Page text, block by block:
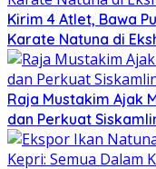
Kirim 4 Atlet, Bawa
Karate Natuna di
Raja Mustakim Ajak
dan Perkuat